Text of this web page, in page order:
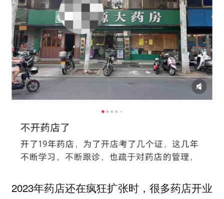
2023年药店还在疯狂扩张时，很多药店开业